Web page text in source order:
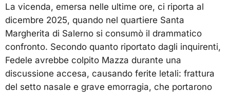
La vicenda, emersa nelle ultime ore, ci riporta al
dicembre 2025, quando nel quartiere Santa
Margherita di Salerno si consumò il drammatico
confronto. Secondo quanto riportato dagli inquirenti,
Fedele avrebbe colpito Mazza durante una
discussione accesa, causando ferite letali: frattura
del setto nasale e grave emorragia, che portarono